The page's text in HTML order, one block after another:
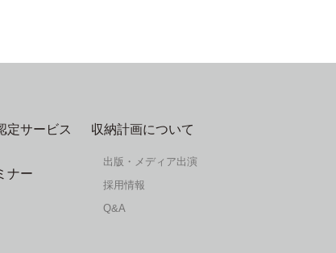
定サービス
ナー
収納計画について
出版・メディア出演
採用情報
Q&A